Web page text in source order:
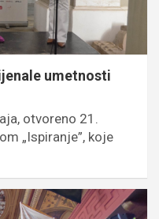
umetnosti
otvoreno 21.
„Ispiranje”, koje